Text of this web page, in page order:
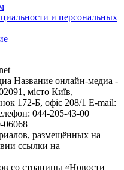
и персональных
Название онлайн-медиа -
місто Київ,
172-Б, офіс 208/1 E-mail:
044-205-43-00
06068
размещённых на
ссылки на
со страницы «Новости